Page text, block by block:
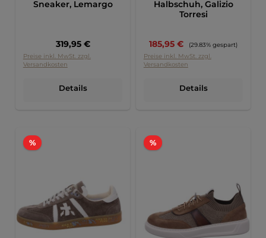
Sneaker, Lemargo
Regulärer Preis:
319,95 €
Preise inkl. MwSt. zzgl.
Versandkosten
Details
Halbschuh, Galizio
Torresi
Verkaufspreis:
185,95 € Regulärer Preis:
(29.83% gespart)
Preise inkl. MwSt. zzgl.
Versandkosten
Details
%Rabatt %Rabatt